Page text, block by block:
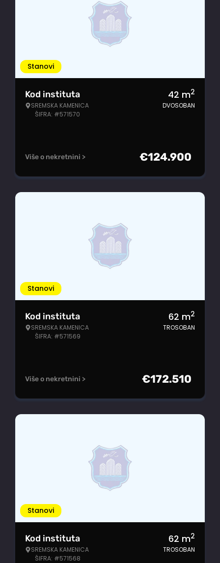
Stanovi
Kod instituta
SREMSKA KAMENICA
ŠIFRA: #571570
42 m2
DVOSOBAN
Više o nekretnini > €124.900
Stanovi
Kod instituta
SREMSKA KAMENICA
ŠIFRA: #571569
62 m2
TROSOBAN
Više o nekretnini > €172.510
Stanovi
Kod instituta
SREMSKA KAMENICA
ŠIFRA: #571568
62 m2
TROSOBAN